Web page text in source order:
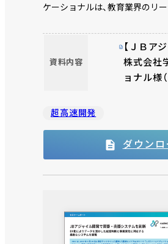
ケーショナルは、教育業界のリ
ンの開発に取り組んでいる。こ
た各システムを統合し、新たに
ついて、学研エデュケーショナ
一氏、中嶋優美氏に話を伺った。
資料内容
【ＪＢア
株式会社
ョナル様
超高速開発
ダウンロ